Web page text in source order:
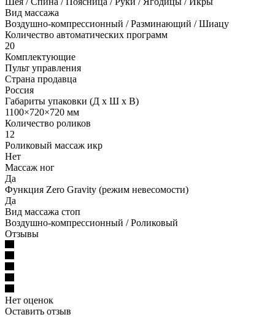
Вид массажа
Воздушно-компрессионный / Разминающий / Шиацу
Количество автоматических программ
20
Комплектующие
Пульт управления
Страна продавца
Россия
Габариты упаковки (Д х Ш х В)
1100×720×720 мм
Количество роликов
12
Роликовый массаж икр
Нет
Массаж ног
Да
Функция Zero Gravity (режим невесомости)
Да
Вид массажа стоп
Воздушно-компрессионный / Роликовый
Отзывы
Нет оценок
Оставить отзыв